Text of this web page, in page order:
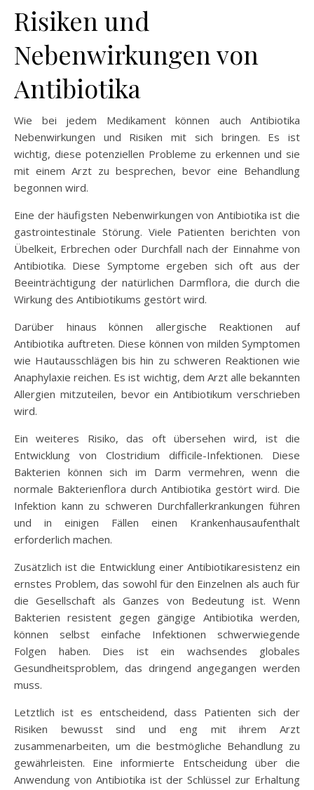
Risiken und
Nebenwirkungen von
Antibiotika
Wie bei jedem Medikament können auch Antibiotika
Nebenwirkungen und Risiken mit sich bringen. Es ist
wichtig, diese potenziellen Probleme zu erkennen und sie
mit einem Arzt zu besprechen, bevor eine Behandlung
begonnen wird.
Eine der häufigsten Nebenwirkungen von Antibiotika ist die
gastrointestinale Störung. Viele Patienten berichten von
Übelkeit, Erbrechen oder Durchfall nach der Einnahme von
Antibiotika. Diese Symptome ergeben sich oft aus der
Beeinträchtigung der natürlichen Darmflora, die durch die
Wirkung des Antibiotikums gestört wird.
Darüber hinaus können allergische Reaktionen auf
Antibiotika auftreten. Diese können von milden Symptomen
wie Hautausschlägen bis hin zu schweren Reaktionen wie
Anaphylaxie reichen. Es ist wichtig, dem Arzt alle bekannten
Allergien mitzuteilen, bevor ein Antibiotikum verschrieben
wird.
Ein weiteres Risiko, das oft übersehen wird, ist die
Entwicklung von Clostridium difficile-Infektionen. Diese
Bakterien können sich im Darm vermehren, wenn die
normale Bakterienflora durch Antibiotika gestört wird. Die
Infektion kann zu schweren Durchfallerkrankungen führen
und in einigen Fällen einen Krankenhausaufenthalt
erforderlich machen.
Zusätzlich ist die Entwicklung einer Antibiotikaresistenz ein
ernstes Problem, das sowohl für den Einzelnen als auch für
die Gesellschaft als Ganzes von Bedeutung ist. Wenn
Bakterien resistent gegen gängige Antibiotika werden,
können selbst einfache Infektionen schwerwiegende
Folgen haben. Dies ist ein wachsendes globales
Gesundheitsproblem, das dringend angegangen werden
muss.
Letztlich ist es entscheidend, dass Patienten sich der
Risiken bewusst sind und eng mit ihrem Arzt
zusammenarbeiten, um die bestmögliche Behandlung zu
gewährleisten. Eine informierte Entscheidung über die
Anwendung von Antibiotika ist der Schlüssel zur Erhaltung